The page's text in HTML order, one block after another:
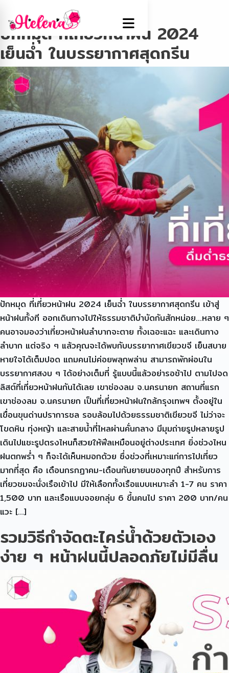
Tag:หน้าฝน
ปักหมุด ที่เที่ยวหน้าฝน 2024
เย็นฉ่ำ ในบรรยากาศสุดกรีน
ปักหมุด ที่เที่ยวหน้าฝน 2024 เย็นฉ่ำ ในบรรยากาศสุดกรีน เข้าสู่
หน้าฝนทั้งที ออกเดินทางไปให้ธรรมชาติบำบัดกันสักหน่อย…หลาย ๆ
คนอาจมองว่าเที่ยวหน้าฝนลำบากจะตาย ทั้งเฉอะแฉะ และเดินทาง
ลำบาก แต่จริง ๆ แล้วคุณจะได้พบกับบรรยากาศเขียวขจี เย็นสบาย
หายใจได้เต็มปอด แถมคนไม่ค่อยพลุกพล่าน สามารถพักผ่อนใน
บรรยากาศสงบ ๆ ได้อย่างเต็มที่ รู้แบบนี้แล้วอย่ารอช้าไป ตามไปจด
ลิสต์ที่เที่ยวหน้าฝนกันได้เลย เขาช่องลม จ.นครนายก สถานที่แรก
เขาช่องลม จ.นครนายก เป็นที่เที่ยวหน้าฝนใกล้กรุงเทพฯ ตั้งอยู่ใน
เขื่อนขุนด่านปราการชล รอบล้อมไปด้วยธรรมชาติเขียวขจี ไม่ว่าจะ
โขดหิน ทุ่งหญ้า และสายน้ำที่ไหลผ่านคั่นกลาง มีมุมถ่ายรูปหลายรูป
เดินไปแชะรูปตรงไหนก็สวยให้ฟีลเหมือนอยู่ต่างประเทศ ยิ่งช่วงไหน
ฝนตกพร่ำ ๆ ก็จะได้เห็นหมอกด้วย ซึ่งช่วงที่เหมาะแก่การไปเที่ยว
มากที่สุด คือ เดือนกรกฏาคม-เดือนกันยายนของทุกปี สำหรับการ
เที่ยวชมจะนั่งเรือเข้าไป มีให้เลือกทั้งเรือแบบเหมาะลำ 1-7 คน ราคา
1,500 บาท และเรือแบบจอยกลุ่ม 6 ขึ้นคนไป ราคา 200 บาท/คน
แวะ […]
รวมวิธีกำจัดตะไคร่น้ำด้วยตัวเอง
ง่าย ๆ หน้าฝนนี้ปลอดภัยไม่มีลื่น